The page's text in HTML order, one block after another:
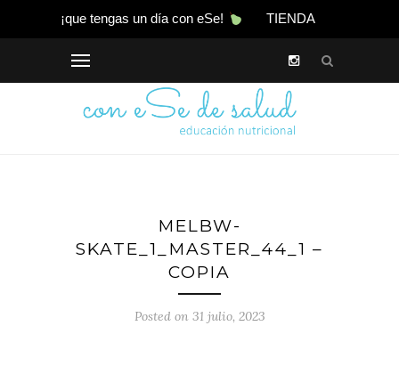
¡que tengas un día con eSe! TIENDA
MELBW-
SKATE_1_MASTER_44_1 –
COPIA
Posted on 31 julio, 2023